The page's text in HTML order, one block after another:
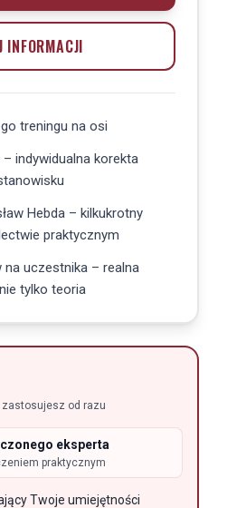
INFORMACJI
treningu na osi
indywidualna korekta
Hebda – kilkukrotny
praktycznym
na uczestnika – realna
tylko teoria
zastosujesz od razu
eksperta
praktycznym
Twoje umiejętności